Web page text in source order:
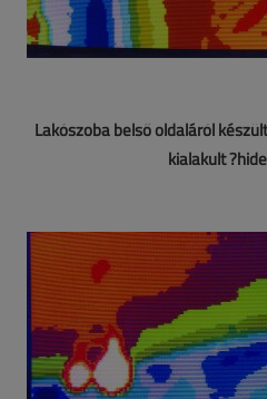
Lakószoba belső oldaláról
kialakult